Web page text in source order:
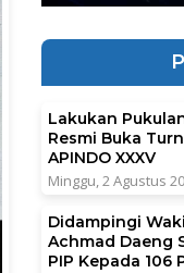
Lakukan
Resmi Buka
APINDO XXXV
Minggu, 2 Agustus
Didampingi
Achmad Daeng
PIP Kepada 106